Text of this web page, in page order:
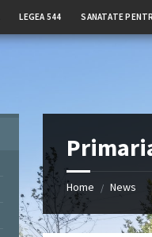
LEGEA 544 SANATATE
Home / News